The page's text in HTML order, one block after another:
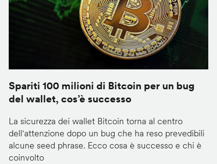
Spariti 100 milioni di Bitcoin per un bug
del wallet, cos’è successo
La sicurezza dei wallet Bitcoin torna al centro
dell'attenzione dopo un bug che ha reso prevedibili
alcune seed phrase. Ecco cosa è successo e chi è
coinvolto